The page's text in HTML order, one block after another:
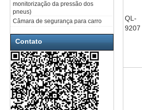
monitorização da pressão dos
pneus)
Câmara de segurança para carro
Contato
QL-
9207